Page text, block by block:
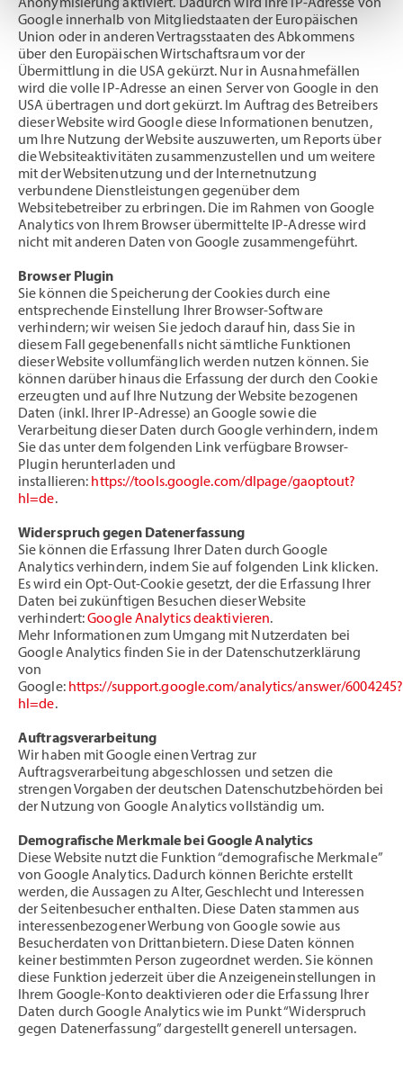
Anonymisierung aktiviert. Dadurch wird Ihre IP-Adresse von
Google innerhalb von Mitgliedstaaten der Europäischen
Union oder in anderen Vertragsstaaten des Abkommens
über den Europäischen Wirtschaftsraum vor der
Übermittlung in die USA gekürzt. Nur in Ausnahmefällen
wird die volle IP-Adresse an einen Server von Google in den
USA übertragen und dort gekürzt. Im Auftrag des Betreibers
dieser Website wird Google diese Informationen benutzen,
um Ihre Nutzung der Website auszuwerten, um Reports über
die Websiteaktivitäten zusammenzustellen und um weitere
mit der Websitenutzung und der Internetnutzung
verbundene Dienstleistungen gegenüber dem
Websitebetreiber zu erbringen. Die im Rahmen von Google
Analytics von Ihrem Browser übermittelte IP-Adresse wird
nicht mit anderen Daten von Google zusammengeführt.
Browser Plugin
Sie können die Speicherung der Cookies durch eine
entsprechende Einstellung Ihrer Browser-Software
verhindern; wir weisen Sie jedoch darauf hin, dass Sie in
diesem Fall gegebenenfalls nicht sämtliche Funktionen
dieser Website vollumfänglich werden nutzen können. Sie
können darüber hinaus die Erfassung der durch den Cookie
erzeugten und auf Ihre Nutzung der Website bezogenen
Daten (inkl. Ihrer IP-Adresse) an Google sowie die
Verarbeitung dieser Daten durch Google verhindern, indem
Sie das unter dem folgenden Link verfügbare Browser-
Plugin herunterladen und
installieren: https://tools.google.com/dlpage/gaoptout?
hl=de.
Widerspruch gegen Datenerfassung
Sie können die Erfassung Ihrer Daten durch Google
Analytics verhindern, indem Sie auf folgenden Link klicken.
Es wird ein Opt-Out-Cookie gesetzt, der die Erfassung Ihrer
Daten bei zukünftigen Besuchen dieser Website
verhindert:Google Analytics deaktivieren.
Mehr Informationen zum Umgang mit Nutzerdaten bei
Google Analytics finden Sie in der Datenschutzerklärung
von
Google: https://support.google.com/analytics/answer/6004245?
hl=de.
Auftragsverarbeitung
Wir haben mit Google einen Vertrag zur
Auftragsverarbeitung abgeschlossen und setzen die
strengen Vorgaben der deutschen Datenschutzbehörden bei
der Nutzung von Google Analytics vollständig um.
Demografische Merkmale bei Google Analytics
Diese Website nutzt die Funktion “demografische Merkmale”
von Google Analytics. Dadurch können Berichte erstellt
werden, die Aussagen zu Alter, Geschlecht und Interessen
der Seitenbesucher enthalten. Diese Daten stammen aus
interessenbezogener Werbung von Google sowie aus
Besucherdaten von Drittanbietern. Diese Daten können
keiner bestimmten Person zugeordnet werden. Sie können
diese Funktion jederzeit über die Anzeigeneinstellungen in
Ihrem Google-Konto deaktivieren oder die Erfassung Ihrer
Daten durch Google Analytics wie im Punkt “Widerspruch
gegen Datenerfassung” dargestellt generell untersagen.